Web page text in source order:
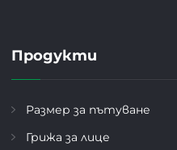
Продукти
Размер за пътуване
Грижа за лице